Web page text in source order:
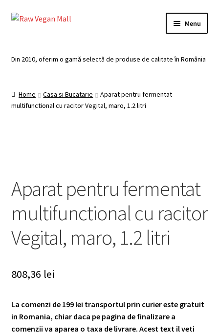
Skip
Skip
Menu
Categorii
Din 2010, oferim o gamă selectă de produse de calitate în România
Home Casa si Bucatarie
Aparat pentru fermentat
multifunctional cu racitor Vegital, maro, 1.2 litri
Aparat pentru fermentat
multifunctional cu racitor
Vegital, maro, 1.2 litri
808,36 lei
La comenzi de 199 lei transportul prin curier este gratuit
in Romania, chiar daca pe pagina de finalizare a
comenzii va aparea o taxa de livrare. Acest text il veti